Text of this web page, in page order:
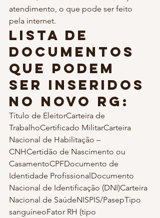
atendimento, o que pode ser feito
pela internet.
Lista de
documentos
que podem
ser inseridos
no novo RG:
Título de EleitorCarteira de
TrabalhoCertificado MilitarCarteira
Nacional de Habilitação –
CNHCertidão de Nascimento ou
CasamentoCPFDocumento de
Identidade ProfissionalDocumento
Nacional de Identificação (DNI)Carteira
Nacional de SaúdeNISPIS/PasepTipo
sanguíneoFator RH (tipo